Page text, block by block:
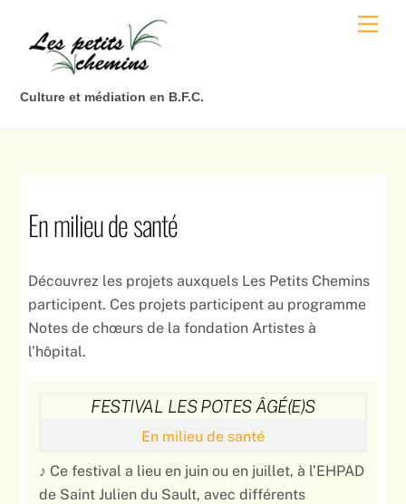
content
Culture et médiation en B.F.C.
En milieu de santé
Découvrez les projets auxquels Les Petits Chemins
participent. Ces projets participent au programme
Notes de chœurs de la fondation Artistes à
l’hôpital.
FESTIVAL LES POTES ÂGÉ(E)S
En milieu de santé
♪ Ce festival a lieu en juin ou en juillet, à l’EHPAD
de Saint Julien du Sault, avec différents